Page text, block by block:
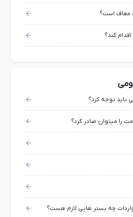
معاف است؟
کند؟
را میتوان صادر کرد؟
واردات چه بستر هایی لازم هست؟